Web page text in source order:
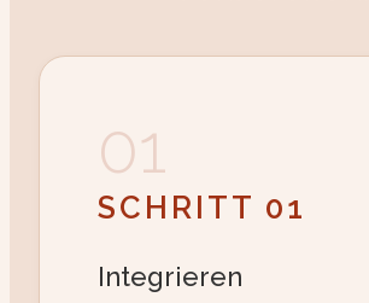
01
SCHRITT 01
Integrieren